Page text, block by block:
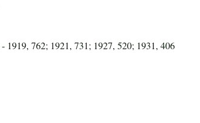
- 1919, 762; 1921, 731; 1927, 520; 1931, 406